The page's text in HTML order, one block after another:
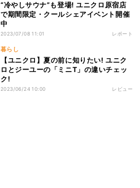
“冷やしサウナ”も登場! ユニクロ原宿店
で期間限定・クールシェアイベント開催
中
2023/07/08 11:01 レポート
暮らし
【ユニクロ】夏の前に知りたい! ユニク
ロとジーユーの「ミニT」の違いチェッ
ク!
2023/06/24 10:00 レビュー